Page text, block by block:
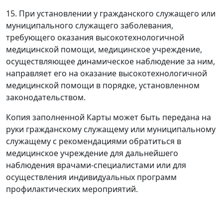
15. При установлении у гражданского служащего или
муниципального служащего заболевания,
требующего оказания высокотехнологичной
медицинской помощи, медицинское учреждение,
осуществляющее динамическое наблюдение за ним,
направляет его на оказание высокотехнологичной
медицинской помощи в порядке, установленном
законодательством.
Копия заполненной Карты может быть передана на
руки гражданскому служащему или муниципальному
служащему с рекомендациями обратиться в
медицинское учреждение для дальнейшего
наблюдения врачами-специалистами или для
осуществления индивидуальных программ
профилактических мероприятий.